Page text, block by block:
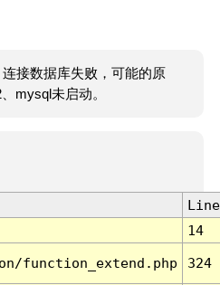
接数据库失败，可能的原
mysql未启动。
Line
14
function_extend.php 324